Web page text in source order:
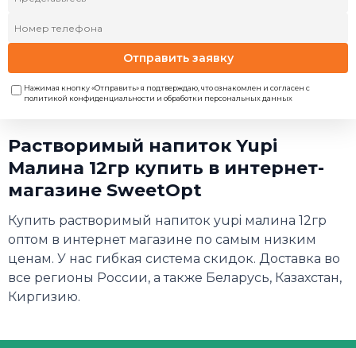
Отправить заявку
Нажимая кнопку «Отправить» я подтверждаю, что ознакомлен и согласен с
политикой конфиденциальности и обработки персональных данных
Растворимый напиток Yupi
Малина 12гр купить в интернет-
магазине SweetOpt
Купить растворимый напиток yupi малина 12гр
оптом в интернет магазине по самым низким
ценам. У нас гибкая система скидок. Доставка во
все регионы России, а также Беларусь, Казахстан,
Киргизию.